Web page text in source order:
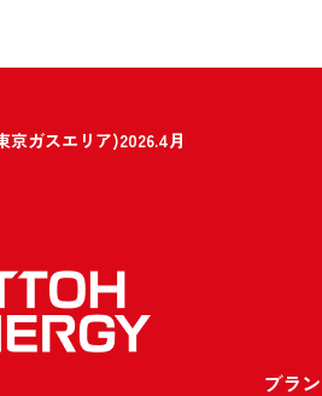
京ガスエリア)2026.4月
ブラ